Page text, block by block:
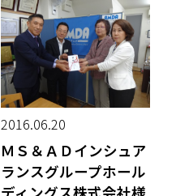
2016.06.20
ＭＳ＆ＡＤインシュア
ランスグループホール